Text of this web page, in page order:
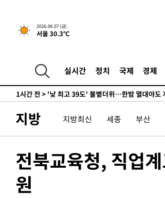
2026.08.07 (금)
서울 30.3℃
실시간 정치 국제 경제
44분 전 >[속보]합참 "北 발사체는 단거리탄도미사
49분 전 >日방위성, 北이 동해로 쏜 발사체는 탄도미
1시간 전 >[속보]합참 "북, 동해상으로 미상 발사체
'낮 최고 39도' 불볕더위…한밤 열대야도
1시간 전 > [속보]7~9일 프로야구 3연전도 폭염 취
1시간 전 >
'월드컵 탈락 후폭풍' 축구협회…초유의
1시간 전 >서울 낮 37.9도, 올여름 최고치 경신…영
2시간 전 >[속보]코스닥, 800p 회복…0.26% 오른
3시간 전 >
3시간 전 >
지방 지방최신 세종 부산
전북교육청, 직업
원